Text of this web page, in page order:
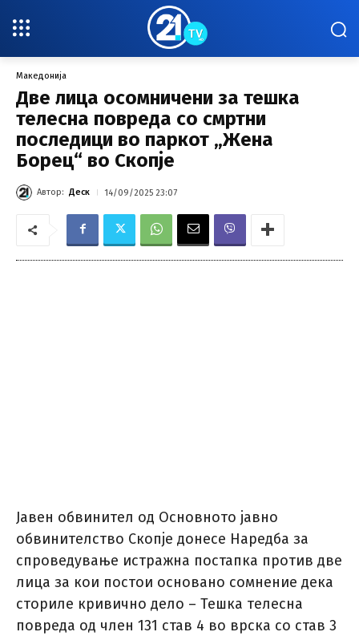
Македонија
Две лица осомничени за тешка
телесна повреда со смртни
последици во паркот „Жена
Борец“ во Скопје
Автор: Деск 14/09/2025 23:07
Јавен обвинител од Основното јавно
обвинителство Скопје донесе Наредба за
спроведување истражна постапка против две
лица за кои постои основано сомнение дека
сториле кривично дело – Тешка телесна
повреда од член 131 став 4 во врска со став 3